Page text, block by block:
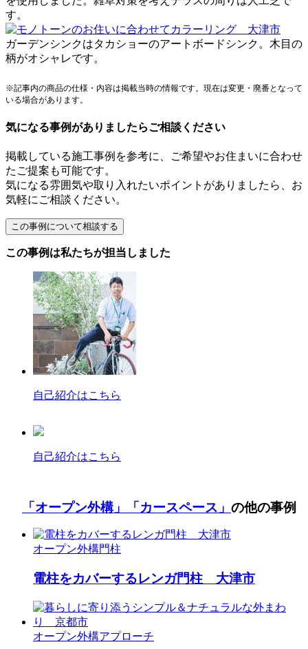
す。
ガーデンシンクはタカショーのアートボードシンク。木目の
柄がオシャレです。
※記事内の商品の仕様・内容は掲載当時の情報です。現在は変更・廃番となって
いる場合があります。
気になる事例がありましたらご相談ください
掲載している施工事例を参考に、ご希望やお住まいに合わせ
たご提案も可能です。
気になる雰囲気や取り入れたいポイントがありましたら、お
気軽にご相談ください。
この事例は私たちが担当しました
自己紹介はこちら
自己紹介はこちら
「オープン外構」 「カースペース」 の他の事例
オープン外構門柱
電柱をカバーするレンガ門柱 大津市
オープン外構アプローチ